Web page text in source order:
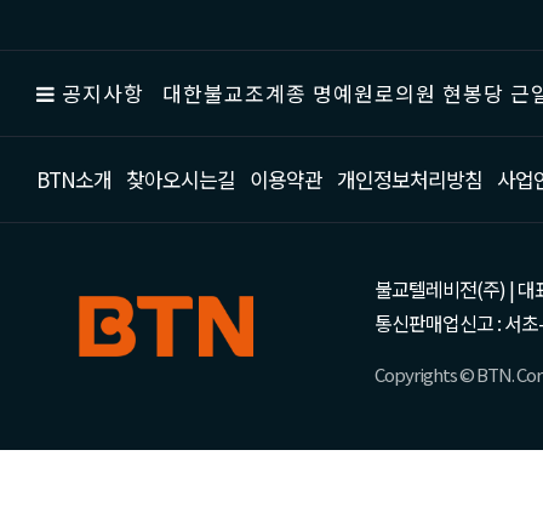
공지사항 대한불교조계종 명예원로의원 현봉당
BTN소개 찾아오시는길 이용약관 개인정보처리방침 사업
불교텔레비전(주) | 대
통신판매업신고 : 서
Copyrights © BTN.